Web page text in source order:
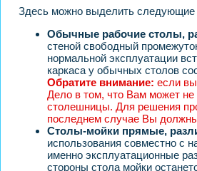
Здесь можно выделить следующие
Обычные рабочие столы,
стеной свободный
нормальной эксплуатации
каркаса у обычных столов
Обратите внимание: если
Дело в том, что Вам может не
столешницы. Для решения
последнем случае Вы
Столы-мойки прямые,
использования совместно с
именно эксплуатационные
стороны стола мойки